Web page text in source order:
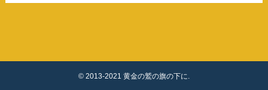
© 2013-2021 黄金の鷲の旗の下に.